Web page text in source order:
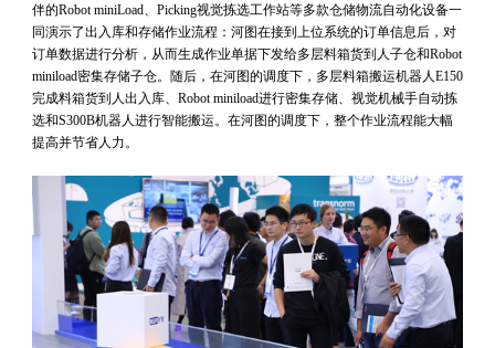
伴的Robot miniLoad、Picking视觉拣选工作站等多款仓储物流自动化设备一
同演示了出入库和存储作业流程：河图在接到上位系统的订单信息后，对
订单数据进行分析，从而生成作业单据下发给多层料箱货到人子仓和Robot
miniload密集存储子仓。随后，在河图的调度下，多层料箱搬运机器人E150
完成料箱货到人出入库、Robot miniload进行密集存储、视觉机械手自动拣
选和S300B机器人进行智能搬运。在河图的调度下，整个作业流程能大幅
提高并节省人力。